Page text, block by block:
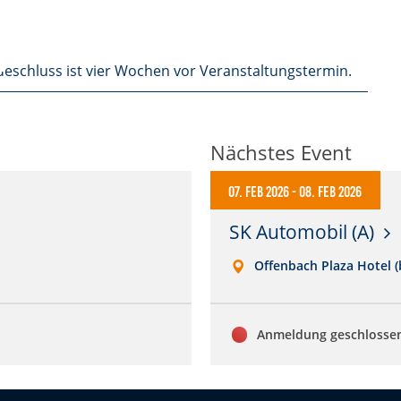
ist vier Wochen vor Veranstaltungstermin.
Nächstes Event
07. Feb 2026-08. Feb 2026
SK Automobil (A)
Offenbach Plaza Hotel
Anmeldung